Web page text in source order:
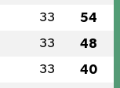
33 54
33 48
33 40